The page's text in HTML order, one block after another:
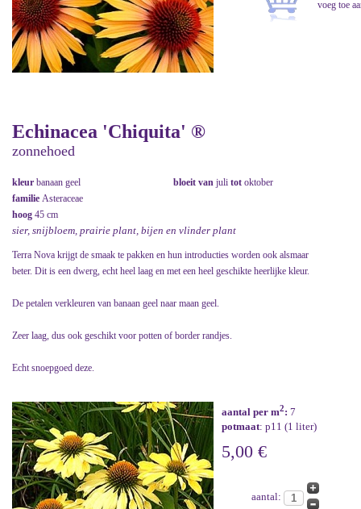
Echinacea 'Chiquita' ®
zonnehoed
kleur banaan geel bloeit van juli tot oktober
familie Asteraceae
hoog 45 cm
sier, snijbloem, prairie plant, bijen en vlinder plant
Terra Nova krijgt de smaak te pakken en hun introducties worden ook alsmaar
beter. Dit is een dwerg, echt heel laag en met een heel geschikte heerlijke kleur.
De petalen verkleuren van banaan geel naar maan geel.
Zeer laag, dus ook geschikt voor potten of border randjes.
Echt snoepgoed deze.
aantal per m2: 7
potmaat: p11 (1 liter)
5,00 €
aantal: